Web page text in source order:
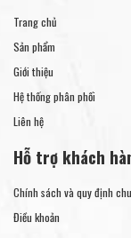
Trang chủ
Sản phẩm
Giới thiệu
Hệ thống phân phối
Liên hệ
Hỗ trợ khách
Chính sách và quy định
Điều khoản